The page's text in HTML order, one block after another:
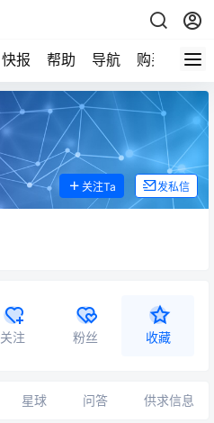
快报 帮助 导航 购买
关注Ta 发私信
关注 粉丝 收藏
星球 问答 供求信息